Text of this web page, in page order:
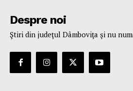
Despre noi
Ştiri din judeţul Dâmboviţa şi nu